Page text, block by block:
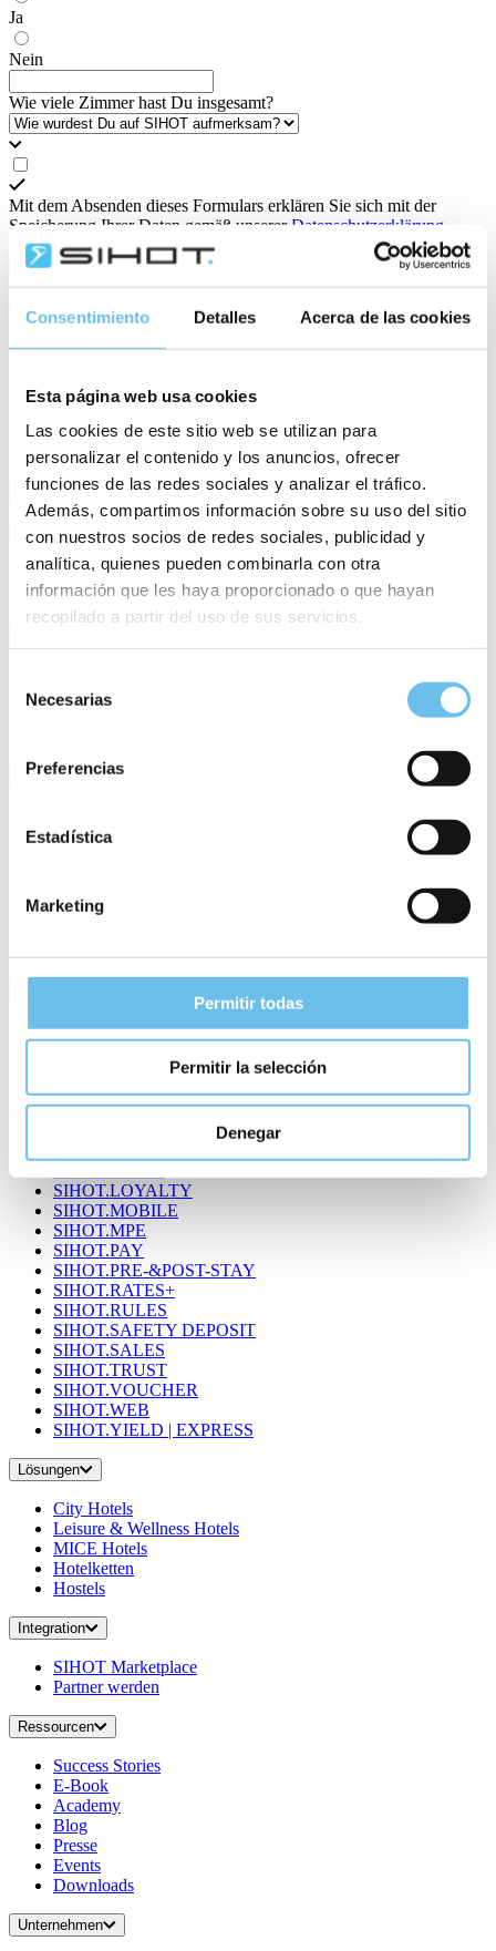
Consentimiento Detalles Acerca de las cookies
Esta página web usa cookies
Las cookies de este sitio web se utilizan para
personalizar el contenido y los anuncios, ofrecer
funciones de las redes sociales y analizar el tráfico.
Además, compartimos información sobre su uso del sitio
con nuestros socios de redes sociales, publicidad y
analítica, quienes pueden combinarla con otra
información que les haya proporcionado o que hayan
recopilado a partir del uso de sus servicios.
Necesarias
Preferencias
Estadística
Marketing
Permitir todas
Permitir la selección
Denegar
Ja
Nein
Wie viele Zimmer hast Du insgesamt?
Mit dem Absenden dieses Formulars erklären Sie sich mit der
Speicherung Ihrer Daten gemäß unsererDatenschutzerklärung
einverstanden.
Demo buchen
Tausende Hotels weltweit vertrauen uns
Bleibe up-to-date mit unserem Newsletter
E-Mail
Anmelden
Durch Anklicken von „Absenden" erklärst du dich damit
einverstanden, regelmäßig Infos per E-Mail zu erhalten. Du kannst
dich jederzeit von diesem Newsletter abmelden.
Neu
Abteilungen
Revenue Management
Housekeeping
SIHOT@360°
SIHOT.C&B
SIHOT.CM
SIHOT.LOYALTY
SIHOT.MOBILE
SIHOT.MPE
SIHOT.PAY
SIHOT.PRE-&POST-STAY
SIHOT.RATES+
SIHOT.RULES
SIHOT.SAFETY DEPOSIT
SIHOT.SALES
SIHOT.TRUST
SIHOT.VOUCHER
SIHOT.WEB
SIHOT.YIELD | EXPRESS
Lösungen
City Hotels
Leisure & Wellness Hotels
MICE Hotels
Hotelketten
Hostels
Integration
SIHOT Marketplace
Partner werden
Ressourcen
Success Stories
E-Book
Academy
Blog
Presse
Events
Downloads
Unternehmen